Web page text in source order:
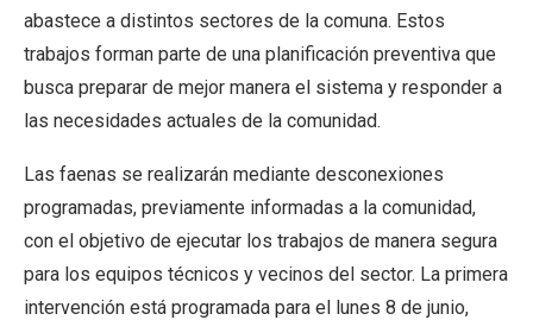
abastece a distintos sectores de la comuna. Estos
trabajos forman parte de una planificación preventiva que
busca preparar de mejor manera el sistema y responder a
las necesidades actuales de la comunidad.
Las faenas se realizarán mediante desconexiones
programadas, previamente informadas a la comunidad,
con el objetivo de ejecutar los trabajos de manera segura
para los equipos técnicos y vecinos del sector. La primera
intervención está programada para el lunes 8 de junio,